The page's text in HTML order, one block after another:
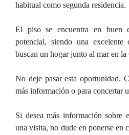
habitual como segunda residencia.
El piso se encuentra en buen
potencial, siendo una excelente
buscan un hogar junto al mar en
No deje pasar esta oportunidad.
más información o para concertar
Si desea más información sobre
una visita, no dude en ponerse en